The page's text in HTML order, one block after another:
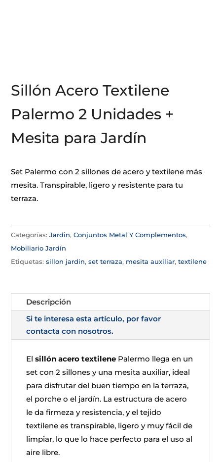
Sillón Acero Textilene
Palermo 2 Unidades +
Mesita para Jardín
Set Palermo con 2 sillones de acero y textilene más
mesita. Transpirable, ligero y resistente para tu
terraza.
Categorías:Jardin,Conjuntos Metal Y Complementos,
Mobiliario Jardín
Etiquetas:sillon jardin,set terraza, mesita auxiliar,textilene
Descripción
Si te interesa esta artículo, por favor
contacta con nosotros.
Elsillón acero textilene Palermo llega en un
set con 2 sillones y una mesita auxiliar, ideal
para disfrutar del buen tiempo en la terraza,
el porche o el jardín. La estructura de acero
le da firmeza y resistencia, y el tejido
textilene es transpirable, ligero y muy fácil de
limpiar, lo que lo hace perfecto para el uso al
aire libre.